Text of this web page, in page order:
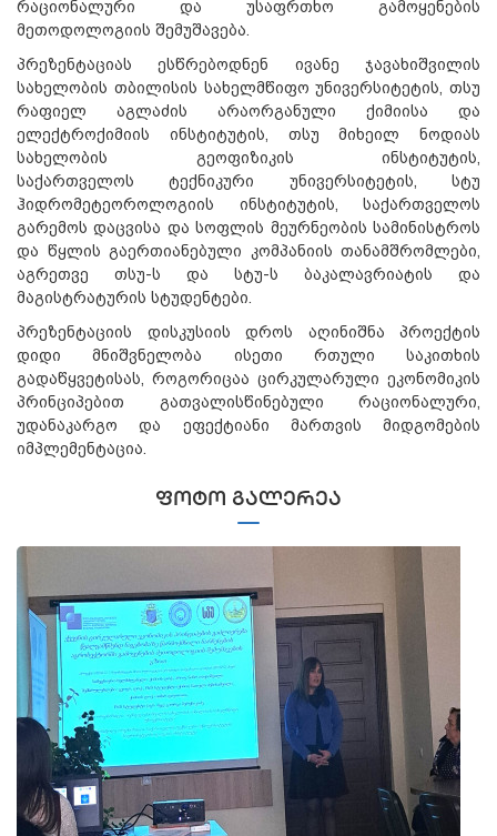
რაციონალური და უსაფრთხო გამოყენების
მეთოდოლოგიის შემუშავება.
პრეზენტაციას ესწრებოდნენ ივანე ჯავახიშვილის
სახელობის თბილისის სახელმწიფო უნივერსიტეტის, თსუ
რაფიელ აგლაძის არაორგანული ქიმიისა და
ელექტროქიმიის ინსტიტუტის, თსუ მიხეილ ნოდიას
სახელობის გეოფიზიკის ინსტიტუტის,
საქართველოს
ტექნიკური უნივერსიტეტის , სტუ
ჰიდრომეტეოროლოგიის ინსტიტუტის, საქართველოს
გარემოს დაცვისა და სოფლის მეურნეობის სამინისტროს
და წყლის გაერთიანებული კომპანიის თანამშრომლები,
აგრეთვე თსუ-ს და სტუ-ს ბაკალავრიატის და
მაგისტრატურის სტუდენტები.
პრეზენტაციის დისკუსიის დროს აღინიშნა პროექტის
დიდი მნიშვნელობა ისეთი რთული საკითხის
გადაწყვეტისას, როგორიცაა ცირკულარული ეკონომიკის
პრინციპებით გათვალისწინებული რაციონალური,
უდანაკარგო და ეფექტიანი მართვის მიდგომების
იმპლემენტაცია.
ᲤᲝᲢᲝ ᲒᲐᲚᲔᲠᲔᲐ